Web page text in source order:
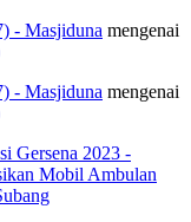
- Masjiduna mengenai
- Masjiduna mengenai
Gersena 2023 -
Mobil Ambulan